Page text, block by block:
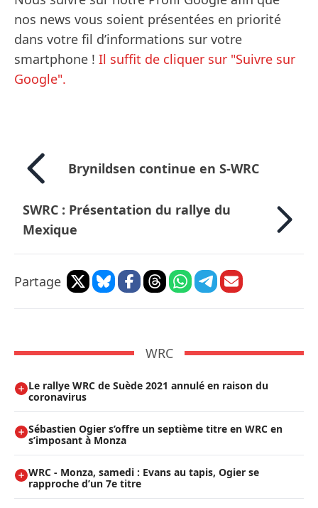
nos news vous soient présentées en priorité
dans votre fil d’informations sur votre
smartphone ! Il suffit de cliquer sur "Suivre sur
Google".
Brynildsen continue en S-WRC
SWRC : Présentation du rallye du
Mexique
Partage
WRC
Le rallye WRC de Suède 2021 annulé en raison du
coronavirus
Sébastien Ogier s’offre un septième titre en WRC en
s’imposant à Monza
WRC - Monza, samedi : Evans au tapis, Ogier se
rapproche d’un 7e titre